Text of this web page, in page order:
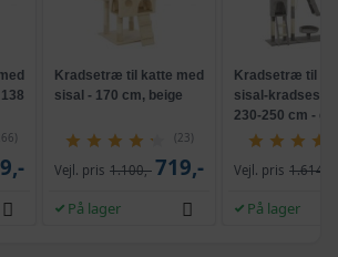
Kradsetræ til katte med
sisal - 170 cm, beige
(23)
Vejl. pris 1.100,- 719,-
På lager
Kradsetræ til
sisal-
230-250 cm -
Vejl. pris 1.614,-
På lager